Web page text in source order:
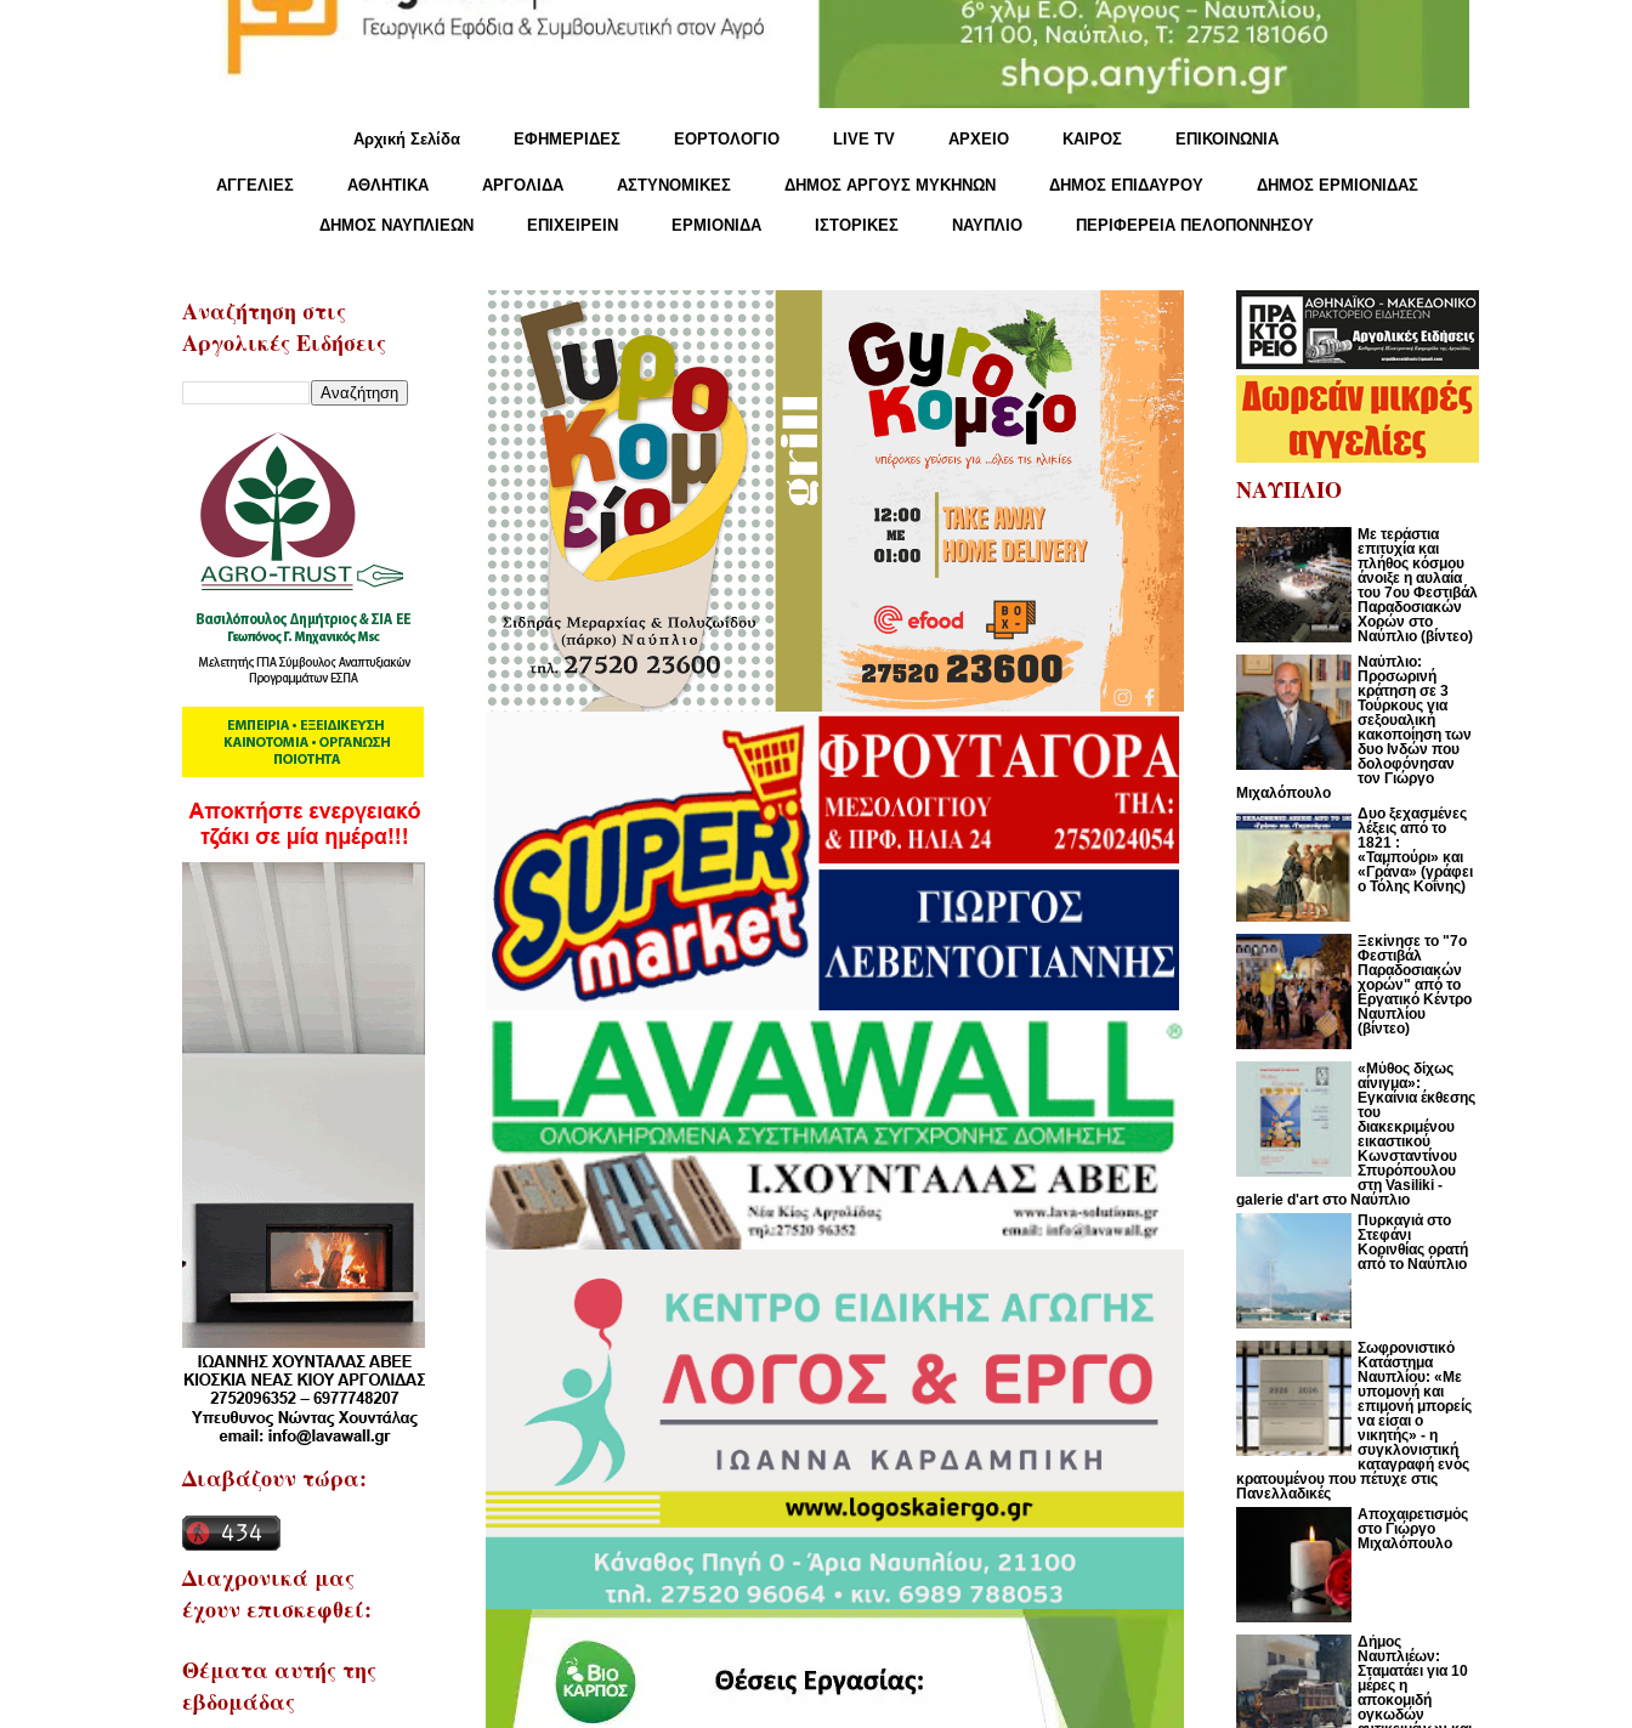
Αρχική Σελίδα ΕΦΗΜΕΡΙΔΕΣ ΕΟΡΤΟΛΟΓΙΟ LIVE TV ΑΡΧΕΙΟ KΑΙΡΟΣ ΕΠΙΚΟΙΝΩΝΙΑ
ΑΓΓΕΛΙΕΣ ΑΘΛΗΤΙΚΑ ΑΡΓΟΛΙΔΑ ΑΣΤΥΝΟΜΙΚΕΣ ΔΗΜΟΣ ΑΡΓΟΥΣ ΜΥΚΗΝΩΝ ΔΗΜΟΣ ΕΠΙΔΑΥΡΟΥ ΔΗΜΟΣ ΕΡΜΙΟΝΙΔΑΣ
ΔΗΜΟΣ ΝΑΥΠΛΙΕΩΝ ΕΠΙΧΕΙΡΕΙΝ ΕΡΜΙΟΝΙΔΑ ΙΣΤΟΡΙΚΕΣ ΝΑΥΠΛΙΟ ΠΕΡΙΦΕΡΕΙΑ ΠΕΛΟΠΟΝΝΗΣΟΥ
Αναζήτηση στις
Αργολικές Ειδήσεις
Διαβάζουν τώρα:
Διαχρονικά μας
έχουν επισκεφθεί:
Θέματα αυτής της
εβδομάδας
ΝΑΥΠΛΙΟ
Με τεράστια
επιτυχία και
πλήθος κόσμου
άνοιξε η αυλαία
του 7ου Φεστιβάλ
Παραδοσιακών
Χορών στο
Ναύπλιο (βίντεο)
Ναύπλιο:
Προσωρινή
κράτηση σε 3
Τούρκους για
σεξουαλική
κακοποίηση των
δυο Ινδών που
δολοφόνησαν
τον Γιώργο
Μιχαλόπουλο
Δυο ξεχασμένες
λέξεις από το
1821 :
«Ταμπούρι» και
«Γράνα» (γράφει
ο Τόλης Κοΐνης)
Ξεκίνησε το "7ο
Φεστιβάλ
Παραδοσιακών
χορών" από το
Εργατικό Κέντρο
Ναυπλίου
(βίντεο)
«Μύθος δίχως
αίνιγμα»:
Εγκαίνια έκθεσης
του
διακεκριμένου
εικαστικού
Κωνσταντίνου
Σπυρόπουλου
στη Vasiliki -
galerie d'art στο Ναύπλιο
Πυρκαγιά στο
Στεφάνι
Κορινθίας ορατή
από το Ναύπλιο
Σωφρονιστικό
Κατάστημα
Ναυπλίου: «Με
υπομονή και
επιμονή μπορείς
να είσαι ο
νικητής» - η
συγκλονιστική
καταγραφή ενός
κρατουμένου που πέτυχε στις
Πανελλαδικές
Αποχαιρετισμός
στο Γιώργο
Μιχαλόπουλο
Δήμος
Ναυπλιέων:
Σταματάει για 10
μέρες η
αποκομιδή
ογκωδών